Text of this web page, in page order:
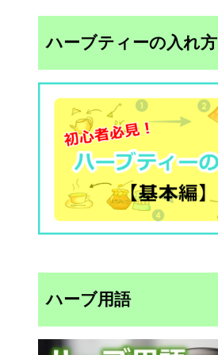
ハーブティーの入れ方
ハーブ用語